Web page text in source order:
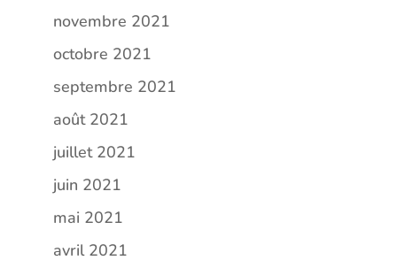
novembre 2021
octobre 2021
septembre 2021
août 2021
juillet 2021
juin 2021
mai 2021
avril 2021